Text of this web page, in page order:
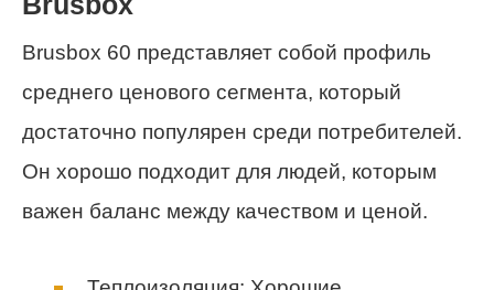
Brusbox 60 представляет собой профиль
среднего ценового сегмента, который
достаточно популярен среди потребителей.
Он хорошо подходит для людей, которым
важен баланс между качеством и ценой.